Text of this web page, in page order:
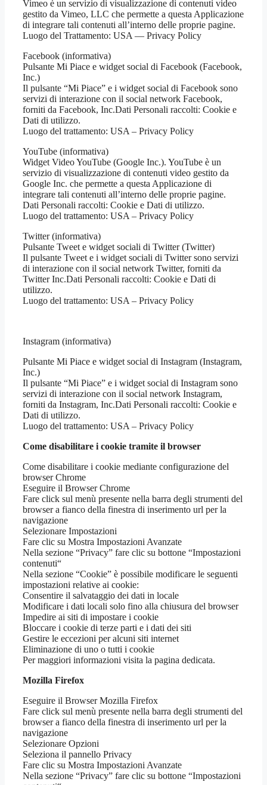
Vimeo è un servizio di visualizzazione di contenuti video
gestito da Vimeo, LLC che permette a questa Applicazione
di integrare tali contenuti all’interno delle proprie pagine.
Luogo del Trattamento: USA — Privacy Policy
Facebook (informativa)
Pulsante Mi Piace e widget social di Facebook (Facebook,
Inc.)
Il pulsante “Mi Piace” e i widget social di Facebook sono
servizi di interazione con il social network Facebook,
forniti da Facebook, Inc.Dati Personali raccolti: Cookie e
Dati di utilizzo.
Luogo del trattamento: USA – Privacy Policy
YouTube (informativa)
Widget Video YouTube (Google Inc.). YouTube è un
servizio di visualizzazione di contenuti video gestito da
Google Inc. che permette a questa Applicazione di
integrare tali contenuti all’interno delle proprie pagine.
Dati Personali raccolti: Cookie e Dati di utilizzo.
Luogo del trattamento: USA – Privacy Policy
Twitter (informativa)
Pulsante Tweet e widget sociali di Twitter (Twitter)
Il pulsante Tweet e i widget sociali di Twitter sono servizi
di interazione con il social network Twitter, forniti da
Twitter Inc.Dati Personali raccolti: Cookie e Dati di
utilizzo.
Luogo del trattamento: USA – Privacy Policy
Instagram (informativa)
Pulsante Mi Piace e widget social di Instagram (Instagram,
Inc.)
Il pulsante “Mi Piace” e i widget social di Instagram sono
servizi di interazione con il social network Instagram,
forniti da Instagram, Inc.Dati Personali raccolti: Cookie e
Dati di utilizzo.
Luogo del trattamento: USA – Privacy Policy
Come disabilitare i cookie tramite il browser
Come disabilitare i cookie mediante configurazione del
browser Chrome
Eseguire il Browser Chrome
Fare click sul menù presente nella barra degli strumenti del
browser a fianco della finestra di inserimento url per la
navigazione
Selezionare Impostazioni
Fare clic su Mostra Impostazioni Avanzate
Nella sezione “Privacy” fare clic su bottone “Impostazioni
contenuti“
Nella sezione “Cookie” è possibile modificare le seguenti
impostazioni relative ai cookie:
Consentire il salvataggio dei dati in locale
Modificare i dati locali solo fino alla chiusura del browser
Impedire ai siti di impostare i cookie
Bloccare i cookie di terze parti e i dati dei siti
Gestire le eccezioni per alcuni siti internet
Eliminazione di uno o tutti i cookie
Per maggiori informazioni visita la pagina dedicata.
Mozilla Firefox
Eseguire il Browser Mozilla Firefox
Fare click sul menù presente nella barra degli strumenti del
browser a fianco della finestra di inserimento url per la
navigazione
Selezionare Opzioni
Seleziona il pannello Privacy
Fare clic su Mostra Impostazioni Avanzate
Nella sezione “Privacy” fare clic su bottone “Impostazioni